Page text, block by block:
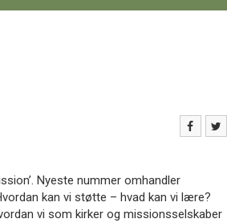
Nyeste nummer omhandler
kan vi støtte – hvad kan vi lære?
vi som kirker og missionsselskaber